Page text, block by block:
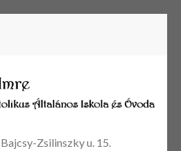
Zsilinszky u. 15.